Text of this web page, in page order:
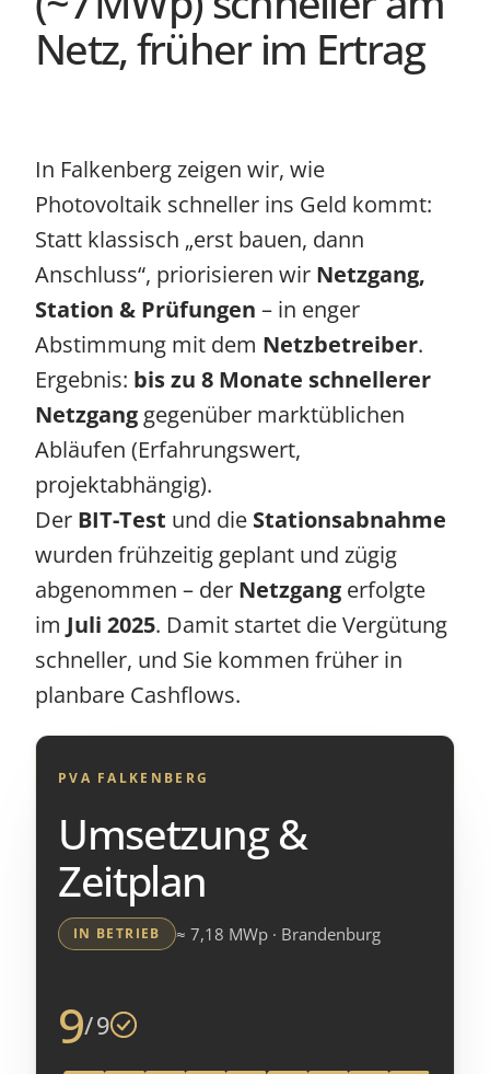
Netz, früher im Ertrag
In Falkenberg zeigen wir, wie
Photovoltaik schneller ins Geld kommt:
Statt klassisch „erst bauen, dann
Anschluss“, priorisieren wir Netzgang,
Station & Prüfungen – in enger
Abstimmung mit dem Netzbetreiber.
Ergebnis: bis zu 8 Monate schnellerer
Netzganggegenüber marktüblichen
Abläufen (Erfahrungswert,
projektabhängig).
Der BIT-Test und die Stationsabnahme
wurden frühzeitig geplant und zügig
abgenommen – der Netzgangerfolgte
im Juli 2025. Damit startet die Vergütung
schneller, und Sie kommen früher in
planbare Cashflows.
PVA FALKENBERG
Umsetzung &
Zeitplan
IN BETRIEB ≈ 7,18 MWp · Brandenburg
9/ 9